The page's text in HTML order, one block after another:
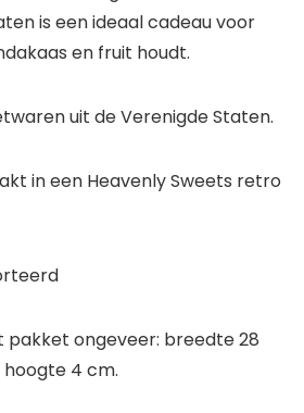
is een ideaal cadeau voor
en fruit houdt.
uit de Verenigde Staten.
in een Heavenly Sweets retro
pakket ongeveer: breedte 28
hoogte 4 cm.